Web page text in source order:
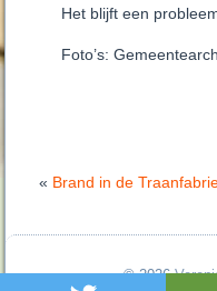
Het blijft een
Foto’s:
« Brand in de
© 2026